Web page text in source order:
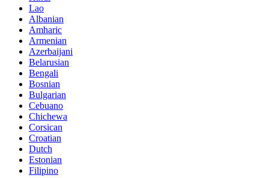
Lao
Albanian
Amharic
Armenian
Azerbaijani
Belarusian
Bengali
Bosnian
Bulgarian
Cebuano
Chichewa
Corsican
Croatian
Dutch
Estonian
Filipino